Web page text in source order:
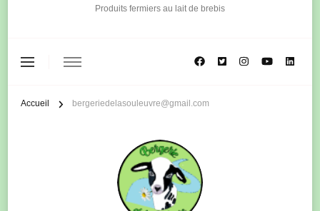
Produits fermiers au lait de brebis
Accueil bergeriedelasouleuvre@gmail.com